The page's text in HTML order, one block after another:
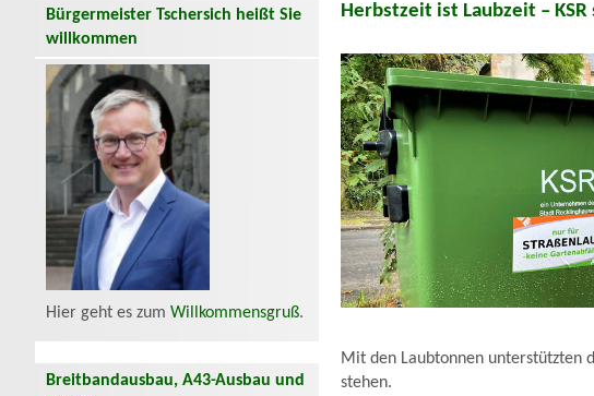
Bürgermeister Tschersich heißt Sie
willkommen
Hier geht es zum Willkommensgruß.
Breitbandausbau, A43-Ausbau und
Herbstzeit ist Laubzeit –
Mit den Laubtonnen unterstützten
stehen.